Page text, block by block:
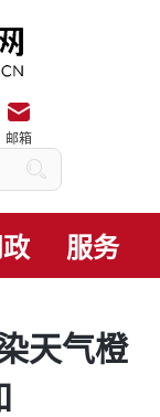
邮箱
服务
天气橙